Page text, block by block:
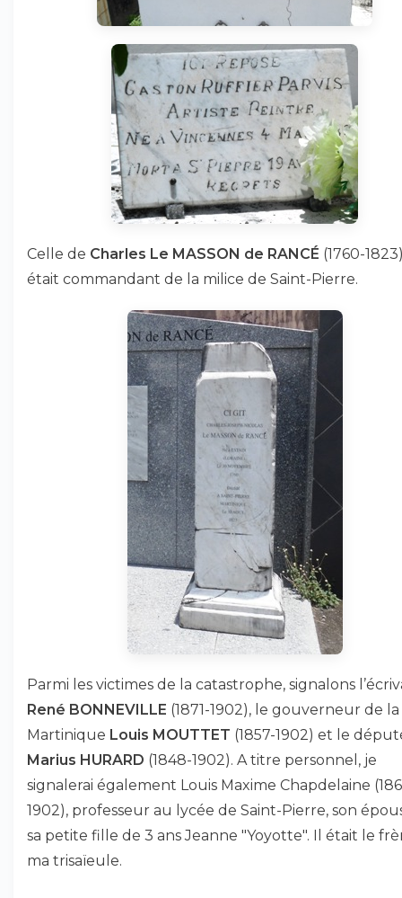
Celle de Charles Le MASSON de RANCÉ (1760-
était commandant de la milice de Saint-Pierre.
Parmi les victimes de la catastrophe, signalons
René BONNEVILLE (1871-1902), le gouverneur de la
Martinique Louis MOUTTET (1857-1902) et le
Marius HURARD (1848-1902). A titre personnel, je
signalerai également Louis Maxime Chapdelaine
1902), professeur au lycée de Saint-Pierre, son
sa petite fille de 3 ans Jeanne "Yoyotte". Il était le
ma trisaïeule.